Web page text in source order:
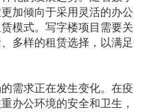
加倾向于采用灵活的办公
模式。写字楼项目需要关
多样的租赁选择，以满足
需求正在发生变化。在疫
办公环境的安全和卫生，